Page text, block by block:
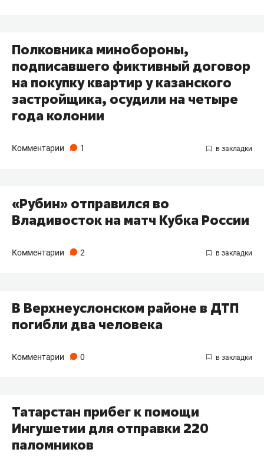
Полковника минобороны,
подписавшего фиктивный договор
на покупку квартир у казанского
застройщика, осудили на четыре
года колонии
Комментарии 1
«Рубин» отправился во
Владивосток на матч Кубка России
Комментарии 2
В Верхнеуслонском районе в ДТП
погибли два человека
Комментарии 0
Татарстан прибег к помощи
Ингушетии для отправки 220
паломников